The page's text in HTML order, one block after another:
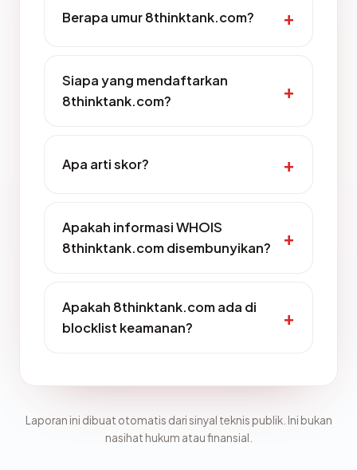
Berapa umur 8thinktank.com?
Siapa yang mendaftarkan
8thinktank.com?
Apa arti skor?
Apakah informasi WHOIS
8thinktank.com disembunyikan?
Apakah 8thinktank.com ada di
blocklist keamanan?
Laporan ini dibuat otomatis dari sinyal teknis publik. Ini bukan
nasihat hukum atau finansial.